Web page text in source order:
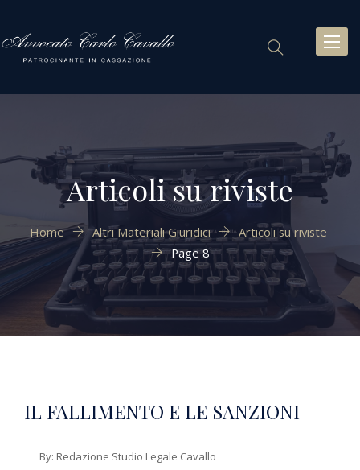
Articoli su riviste
Home Altri Materiali Giuridici
Articoli su riviste
Page 8
IL FALLIMENTO E LE SANZIONI
By: Redazione Studio Legale Cavallo